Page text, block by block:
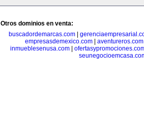
Otros dominios en venta:
buscadordemarcas.com|
empresasdemexico.com| aventureros.com
inmueblesenusa.com|